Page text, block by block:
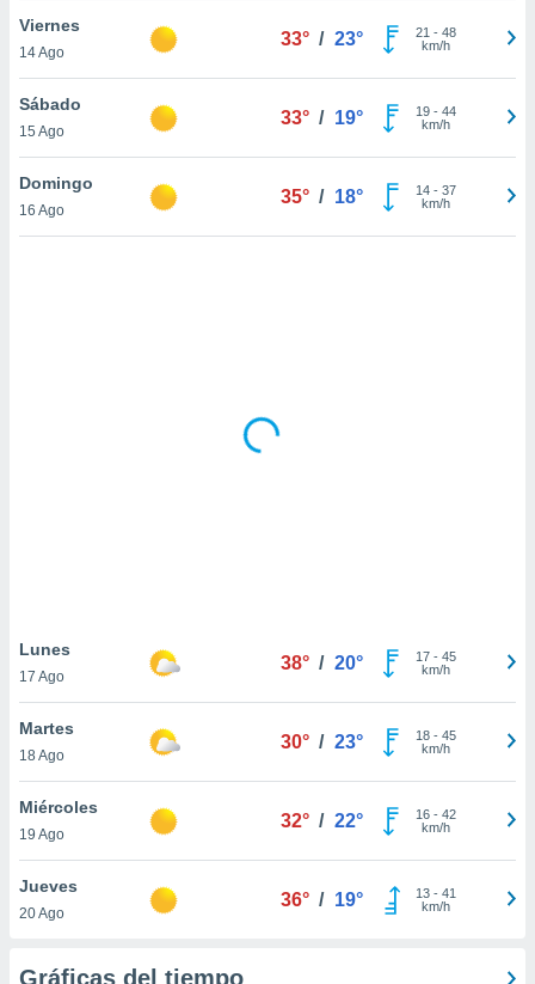
de que
sean
para
ni para
únicos
similares
como
IP
posible
traten tus
en
Para
Viernes
14 Ago
33° / 23° 21 - 48
km/h
Sábado
15 Ago
33° / 19° 19- 44
km/h
Domingo
16 Ago
35° / 18° 14- 37
km/h
Lunes
17 Ago
38° / 20° 17- 45
km/h
Martes
18 Ago
30° / 23° 18- 45
km/h
Miércoles
19 Ago
32° / 22° 16- 42
km/h
Jueves
20 Ago
36° / 19° 13- 41
km/h
Gráficas del tiempo